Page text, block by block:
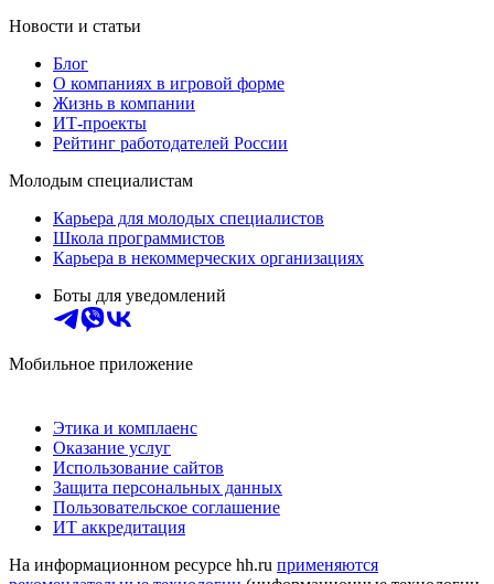
Новости и статьи
Блог
О компаниях в игровой форме
Жизнь в компании
ИТ-проекты
Рейтинг работодателей России
Молодым специалистам
Карьера для молодых специалистов
Школа программистов
Карьера в некоммерческих организациях
Боты для уведомлений
Мобильное приложение
Этика и комплаенс
Оказание услуг
Использование сайтов
Защита персональных данных
Пользовательское соглашение
ИТ аккредитация
На информационном ресурсе hh.ru применяются